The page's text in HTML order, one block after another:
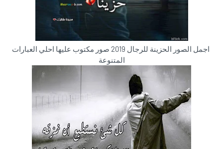
اجمل الصور الحزينة للرجال 2019 صور مكتوب عليها احلي العبارات
المتنوعة